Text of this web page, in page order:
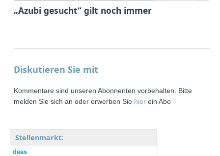
„Azubi gesucht“ gilt noch immer
Diskutieren Sie mit
Kommentare sind unseren Abonnenten vorbehalten. Bitte
melden Sie sich an oder erwerben Sie hier ein Abo
Stellenmarkt:
deas